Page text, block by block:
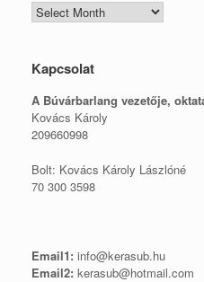
Blogtár
Kapcsolat
A Búvárbarlang vezetője, o
Kovács Károly
209660998
Bolt: Kovács Károly Lászlóné
70 300 3598
Email1: info@kerasub.hu
Email2: kerasub@hotmail.com